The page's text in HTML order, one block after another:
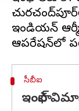
ఇండియన్
సీబీఐ
ఇంఫాల్